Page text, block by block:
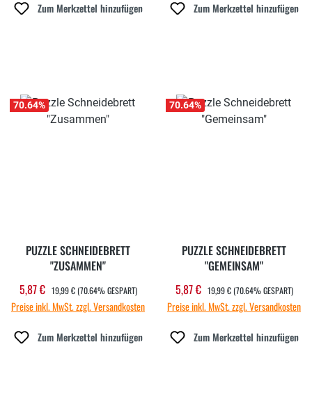
Zum Merkzettel hinzufügen Zum Merkzettel hinzufügen
70.64%
PUZZLE SCHNEIDEBRETT
"ZUSAMMEN"
Verkaufspreis:
5,87 € REGULÄRER PREIS:
19,99 € (70.64% GESPART)
Preise inkl. MwSt. zzgl. Versandkosten
Zum Merkzettel hinzufügen
70.64%
PUZZLE SCHNEIDEBRETT
"GEMEINSAM"
Verkaufspreis:
5,87 € REGULÄRER PREIS:
19,99 € (70.64% GESPART)
Preise inkl. MwSt. zzgl. Versandkosten
Zum Merkzettel hinzufügen